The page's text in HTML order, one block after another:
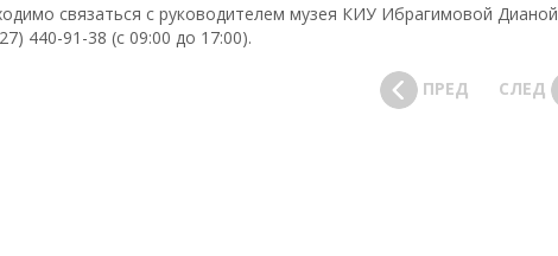
связаться с руководителем музея КИУ Ибрагимовой Дианой
440-91-38 (с 09:00 до 17:00).
ПРЕД СЛЕД